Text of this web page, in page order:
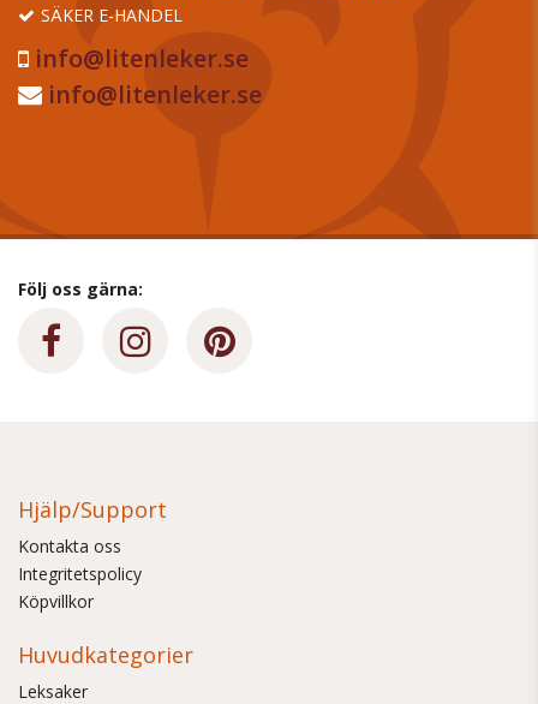
SÄKER E-HANDEL
info@litenleker.se
info@litenleker.se
Följ oss gärna:
Hjälp/Support
Kontakta oss
Integritetspolicy
Köpvillkor
Huvudkategorier
Leksaker